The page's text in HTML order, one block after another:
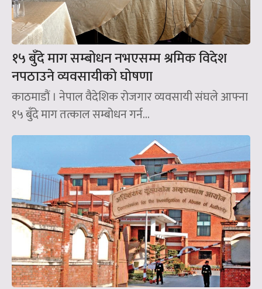
१५ बुँदे माग सम्बोधन नभएसम्म श्रमिक विदेश
नपठाउने व्यवसायीको घोषणा
काठमाडौं । नेपाल वैदेशिक रोजगार व्यवसायी संघले आफ्ना
१५ बुँदे माग तत्काल सम्बोधन गर्न...